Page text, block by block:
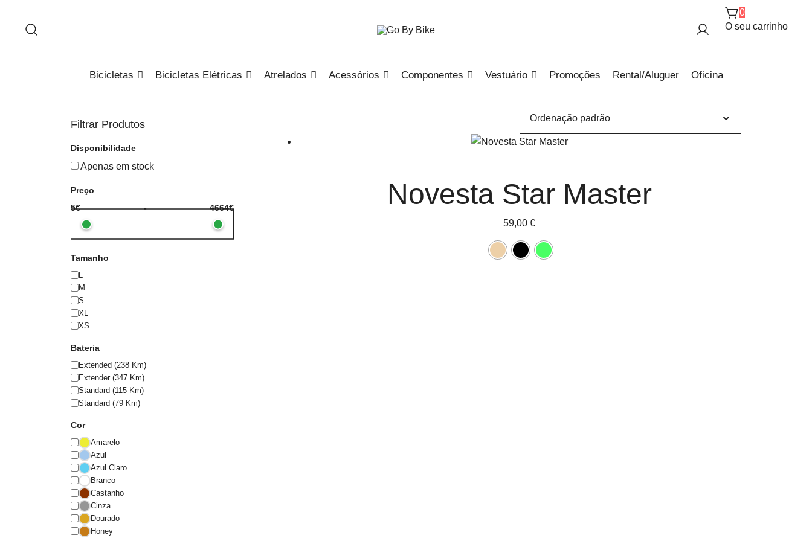
0
O seu carrinho
Bicicletas Bicicletas Elétricas Atrelados Acessórios Componentes Vestuário Promoções Rental/Aluguer Oficina
Novesta Star Master
59,00 €
Filtrar Produtos
Disponibilidade
Apenas em stock
Preço
5€
- 4664€
Tamanho
L
M
S
XL
XS
Bateria
Extended (238 Km)
Extender (347 Km)
Standard (115 Km)
Standard (79 Km)
Cor
Amarelo
Azul
Azul Claro
Branco
Castanho
Cinza
Dourado
Honey